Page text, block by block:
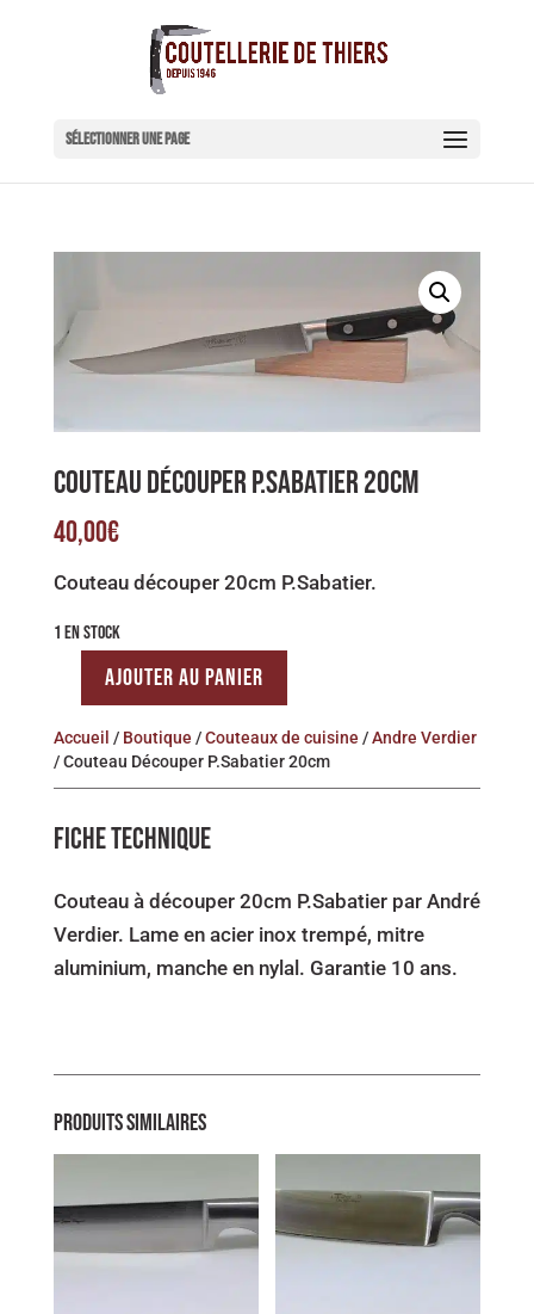
Sélectionner une page
COUTEAU DÉCOUPER P.SABATIER 20CM
40,00€
Couteau découper 20cm P.Sabatier.
1 EN STOCK
QUANTITÉ
COUTEAU
DÉCOUPER
20CM
AJOUTER AU PANIER
Accueil / Boutique /Couteaux de cuisine /Andre Verdier
/ Couteau Découper P.Sabatier 20cm
FICHE TECHNIQUE
Couteau à découper 20cm P.Sabatier par André
Verdier. Lame en acier inox trempé, mitre
aluminium, manche en nylal. Garantie 10 ans.
Produits similaires